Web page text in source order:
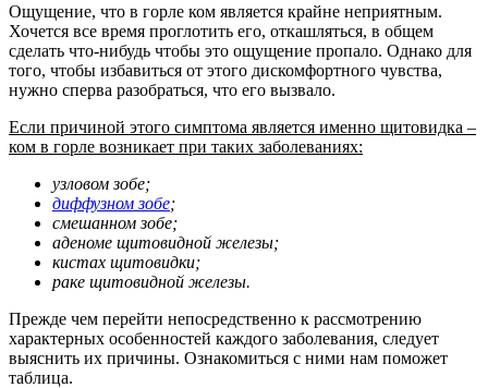
Ощущение, что в горле ком является крайне неприятным.
Хочется все время проглотить его, откашляться, в общем
сделать что-нибудь чтобы это ощущение пропало. Однако для
того, чтобы избавиться от этого дискомфортного чувства,
нужно сперва разобраться, что его вызвало.
Если причиной этого симптома является именно щитовидка –
ком в горле возникает при таких заболеваниях:
узловом зобе;
диффузном зобе;
смешанном зобе;
аденоме щитовидной железы;
кистах щитовидки;
раке щитовидной железы.
Прежде чем перейти непосредственно к рассмотрению
характерных особенностей каждого заболевания, следует
выяснить их причины. Ознакомиться с ними нам поможет
таблица.